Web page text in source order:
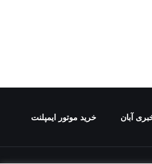
آبان خرید موتور ایمپلنت